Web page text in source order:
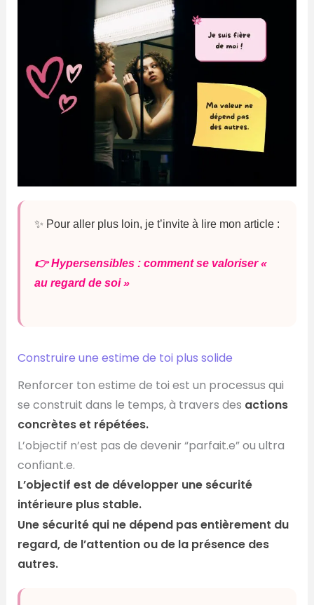
✨ Pour aller plus loin, je t’invite à lire mon article :
👉 Hypersensibles : comment se valoriser «
au regard de soi »
Construire une estime de toi plus solide
Renforcer ton estime de toi est un processus qui
se construit dans le temps, à travers des actions
concrètes et répétées.
L’objectif n’est pas de devenir “parfait.e” ou ultra
confiant.e.
L’objectif est de développer une sécurité
intérieure plus stable.
Une sécurité qui ne dépend pas entièrement du
regard, de l’attention ou de la présence des
autres.